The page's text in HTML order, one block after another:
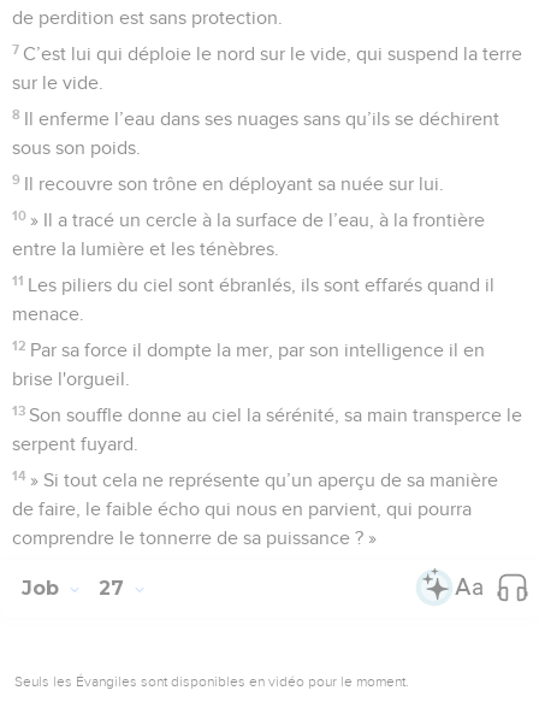
de perdition est sans protection.
7 C’est lui qui déploie le nord sur le vide, qui suspend la terre
sur le vide.
8 Il enferme l’eau dans ses nuages sans qu’ils se déchirent
sous son poids.
9 Il recouvre son trône en déployant sa nuée sur lui.
10 » Il a tracé un cercle à la surface de l’eau, à la frontière
entre la lumière et les ténèbres.
11 Les piliers du ciel sont ébranlés, ils sont effarés quand il
menace.
12 Par sa force il dompte la mer, par son intelligence il en
brise l'orgueil.
13 Son souffle donne au ciel la sérénité, sa main transperce le
serpent fuyard.
14 » Si tout cela ne représente qu’un aperçu de sa manière
de faire, le faible écho qui nous en parvient, qui pourra
comprendre le tonnerre de sa puissance ? »
Job 27
Seuls les Évangiles sont disponibles en vidéo pour le moment.